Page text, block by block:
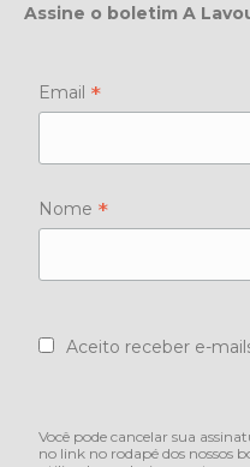
Assine o boletim A
Email *
Nome *
Aceito receber e-
Você pode cancelar sua
no link no rodapé dos nossos